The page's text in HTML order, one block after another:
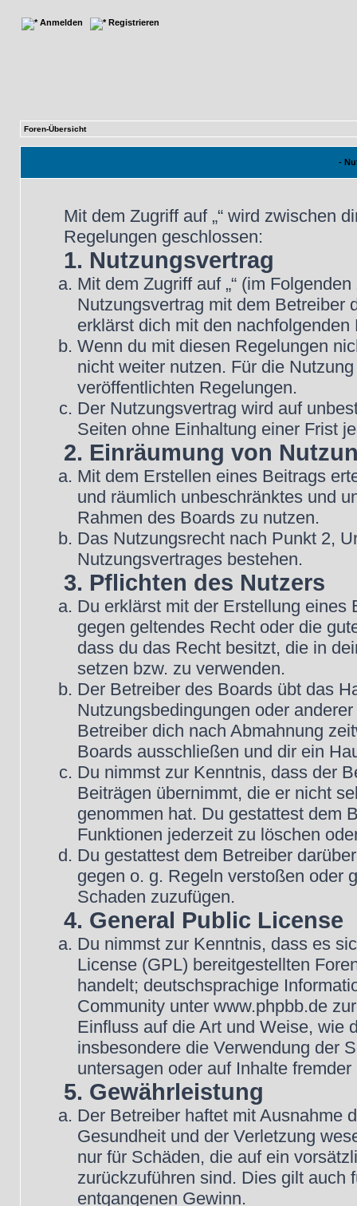
Anmelden Registrieren
Foren-Übersicht
-
Mit dem Zugriff auf „“ wird zwischen
Regelungen geschlossen:
1. Nutzungsvertrag
Mit dem Zugriff auf „“ (im
Nutzungsvertrag mit dem Betreiber
erklärst dich mit den
Wenn du mit diesen Regelungen
nicht weiter nutzen. Für die
veröffentlichten Regelungen.
Der Nutzungsvertrag wird auf
Seiten ohne Einhaltung einer Frist
2. Einräumung von
Mit dem Erstellen eines Beitrags
und räumlich unbeschränktes und
Rahmen des Boards zu nutzen.
Das Nutzungsrecht nach Punkt 2,
Nutzungsvertrages bestehen.
3. Pflichten des Nutzers
Du erklärst mit der Erstellung eines
gegen geltendes Recht oder die
dass du das Recht besitzt, die in
setzen bzw. zu verwenden.
Der Betreiber des Boards übt das
Nutzungsbedingungen oder
Betreiber dich nach Abmahnung
Boards ausschließen und dir ein
Du nimmst zur Kenntnis, dass der
Beiträgen übernimmt, die er nicht
genommen hat. Du gestattest dem
Funktionen jederzeit zu löschen
Du gestattest dem Betreiber
gegen o. g. Regeln verstoßen oder
Schaden zuzufügen.
4. General Public License
Du nimmst zur Kenntnis, dass es
License (GPL) bereitgestellten
handelt; deutschsprachige
Community unter www.phpbb.de
Einfluss auf die Art und Weise, wie
insbesondere die Verwendung der
untersagen oder auf Inhalte
5. Gewährleistung
Der Betreiber haftet mit Ausnahme
Gesundheit und der Verletzung
nur für Schäden, die auf ein
zurückzuführen sind. Dies gilt auch
entgangenen Gewinn.